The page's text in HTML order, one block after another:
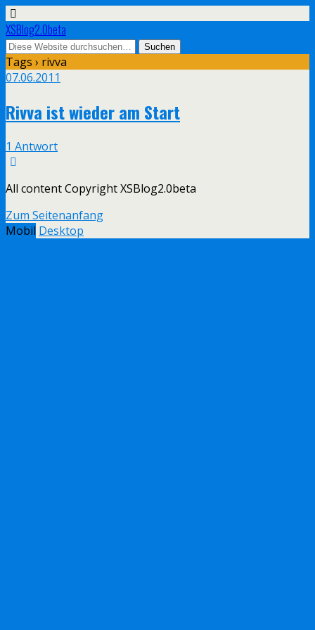
XSBlog2.0beta
Tags › rivva
07.06.2011
Rivva ist wieder am Start
1 Antwort
All content Copyright XSBlog2.0beta
Zum Seitenanfang
Mobil Desktop